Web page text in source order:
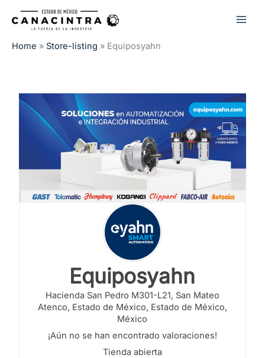
Home » Store-listing » Equiposyahn
Equiposyahn
Hacienda San Pedro M301-L21, San Mateo
Atenco, Estado de México, Estado de México,
México
¡Aún no se han encontrado valoraciones!
Tienda abierta